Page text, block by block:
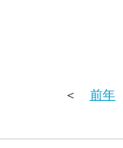
＜ 前年